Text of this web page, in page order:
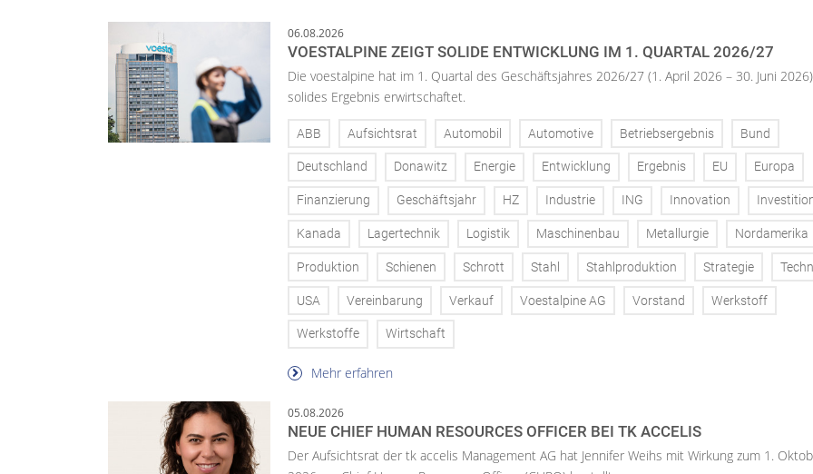
06.08.2026
VOESTALPINE ZEIGT SOLIDE ENTWICKLUNG IM 1. QUARTAL 2026/27
Die voestalpine hat im 1. Quartal des Geschäftsjahres 2026/27 (1. April 2026 – 30. Juni
solides Ergebnis erwirtschaftet.
ABB Aufsichtsrat Automobil Automotive Betriebsergebnis Bund
Deutschland Donawitz Energie Entwicklung Ergebnis EU Europa
Finanzierung Geschäftsjahr HZ Industrie ING Innovation
Kanada Lagertechnik Logistik Maschinenbau Metallurgie Nordamerika
Produktion Schienen Schrott Stahl Stahlproduktion Strategie
USA Vereinbarung Verkauf Voestalpine AG Vorstand Werkstoff
Werkstoffe Wirtschaft
Mehr erfahren
05.08.2026
NEUE CHIEF HUMAN RESOURCES OFFICER BEI TK ACCELIS
Der Aufsichtsrat der tk accelis Management AG hat Jennifer Weihs mit Wirkung zum 1.